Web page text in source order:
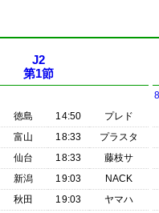
J2
第1節
徳島 14:50
プレド
富山 18:33
プラスタ
仙台 18:33
藤枝サ
新潟 19:03
NACK
秋田 19:03
ヤマハ